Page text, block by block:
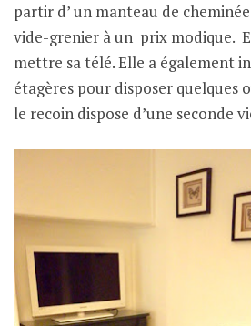
partir d’ un manteau de
vide-grenier à un prix modique.
mettre sa télé. Elle a également
étagères pour disposer quelques
le recoin dispose d’une seconde